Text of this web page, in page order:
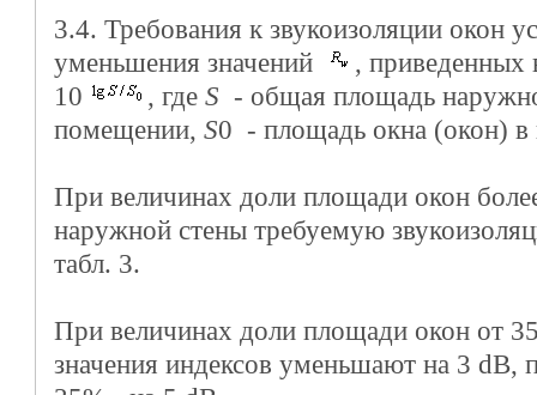
3.4. Требования к звукоизоляции окон
уменьшения значений
, приведенных
10
, где S - общая площадь
помещении, S0 - площадь окна (окон)
При величинах доли площади окон
наружной стены требуемую
табл. 3.
При величинах доли площади окон от
значения индексов уменьшают на 3 dB,